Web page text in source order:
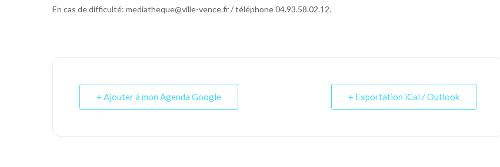
En cas de difficulté: mediatheque@ville-vence.fr / téléphone 04.93.58.02.12.
+ Ajouter à mon Agenda Google + Exportation iCal / Outlook